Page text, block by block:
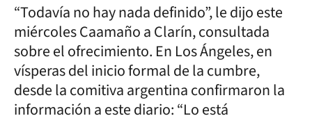
“Todavía no hay nada definido”, le dijo este
miércoles Caamaño a Clarín, consultada
sobre el ofrecimiento. En Los Ángeles, en
vísperas del inicio formal de la cumbre,
desde la comitiva argentina confirmaron la
información a este diario: “Lo está